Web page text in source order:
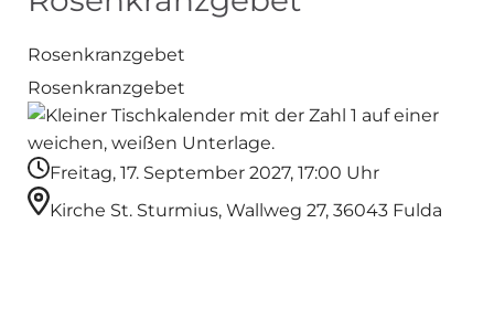
Rosenkranzgebet
Rosenkranzgebet
Freitag, 17. September 2027, 17:00 Uhr
Kirche St. Sturmius, Wallweg 27, 36043 Fulda